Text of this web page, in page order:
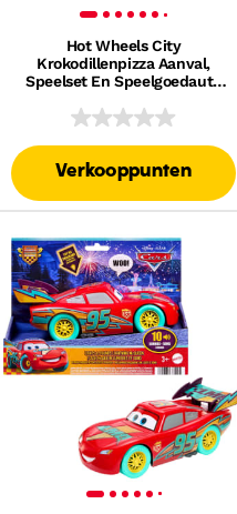
Hot Wheels City
Krokodillenpizza Aanval,
Speelset En Speelgoedauto
Het Snel-Klik-Baansysteem
Verkooppunten